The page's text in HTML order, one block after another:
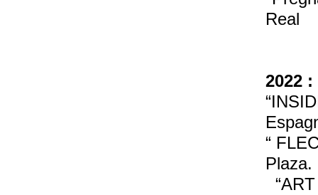
Real
2022 :
“
Plaza.